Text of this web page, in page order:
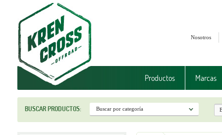
Nosotros
Productos Marcas
BUSCAR PRODUCTOS: